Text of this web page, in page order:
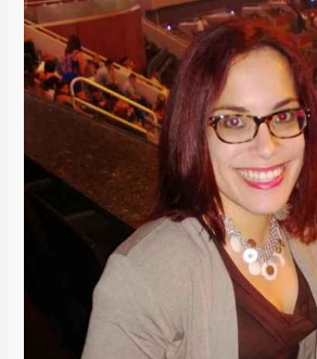
Orlando
Recibe
a
Carlos
The
Welcomes